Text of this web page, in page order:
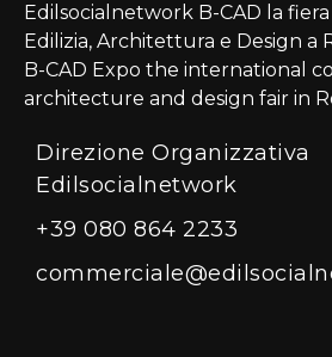
Edilsocialnetwork B-CAD la
Edilizia, Architettura e Design a
B-CAD Expo the international
architecture and design fair in
Direzione Organizzativa
Edilsocialnetwork
+39 080 864 2233